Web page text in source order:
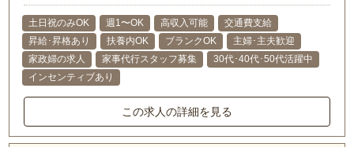
土日祝のみOK 週1〜OK 高収入可能
交通費支給
昇給･昇格あり
扶養内OK ブランクOK
主婦･主夫歓迎
家政婦の求人
家事代行スタッフ募集
30代･40代･50代活躍中
インセンティブあり
この求人の詳細を見る